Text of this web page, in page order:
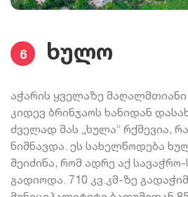
6 ხულო
აჭარის ყველაზე
კიდევ ბრინჯაოს ხანიდან
ძველად მას „ხულა“ რქმევია,
ნიშნავდა. ეს სახელწოდება
შეიძინა, რომ ადრე აქ
გადიოდა. 710 კვ.კმ-ზე